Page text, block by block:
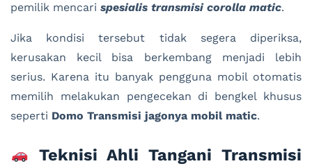
pemilik mencari spesialis transmisi corolla matic.
Jika kondisi tersebut tidak segera diperiksa,
kerusakan kecil bisa berkembang menjadi lebih
serius. Karena itu banyak pengguna mobil otomatis
memilih melakukan pengecekan di bengkel khusus
seperti Domo Transmisi jagonya mobil matic.
Teknisi Ahli Tangani Transmisi